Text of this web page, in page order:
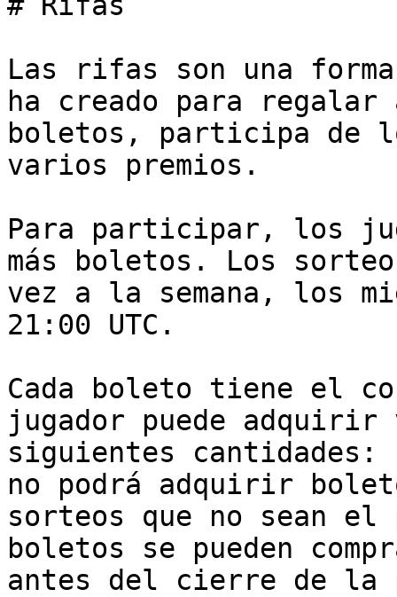
Las rifas son una forma
ha creado para regalar
boletos, participa de
varios premios.
Para participar, los
más boletos. Los
vez a la semana, los
21:00 UTC.
Cada boleto tiene el
jugador puede
siguientes
no podrá adquirir
sorteos que no sean el
boletos se pueden
antes del cierre de la